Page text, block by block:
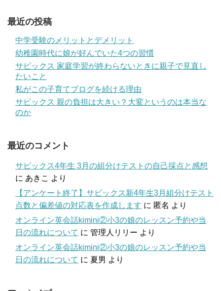
最近の投稿
中学受験のメリットとデメリット
幼稚園時代に娘が好んでいた4つの習慣
サピックス 家庭学習が終わらないときに親子で見直し
たいこと
私がこの子育てブログを続ける理由
サピックス 親の負担は大きい？大変というのは本当な
のか
最近のコメント
サピックス4年生 3月の組分けテストの自己採点と感想
に あきこ より
【アンケート終了】サピックス新4年生3月組分けテスト
点数と偏差値の対応表を作成します に 匿名 より
オンライン英会話kimini②小3の娘のレッスン予約や当
日の流れについて に 管理人リリー より
オンライン英会話kimini②小3の娘のレッスン予約や当
日の流れについて に 夏男 より